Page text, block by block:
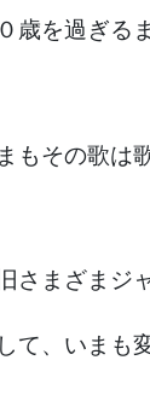
歳を過ぎる
もその歌は
さまざまジ
て、いまも